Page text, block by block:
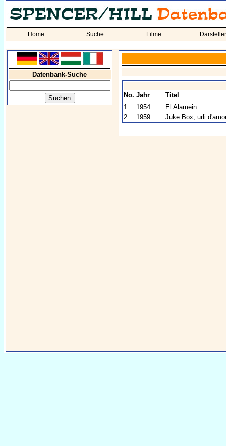
Home Suche Filme Darsteller
Datenbank-Suche
No. Jahr
Titel
1
1954
El Alamein
2
1959 Juke Box, urli